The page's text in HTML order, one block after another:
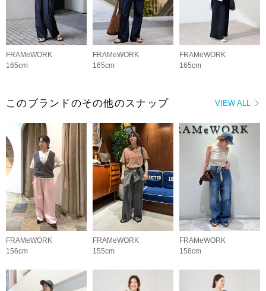
FRAMeWORK
165cm
FRAMeWORK
165cm
FRAMeWORK
165cm
VIEW ALL
このブランドのその他のスナップ
FRAMeWORK
156cm
FRAMeWORK
155cm
FRAMeWORK
158cm